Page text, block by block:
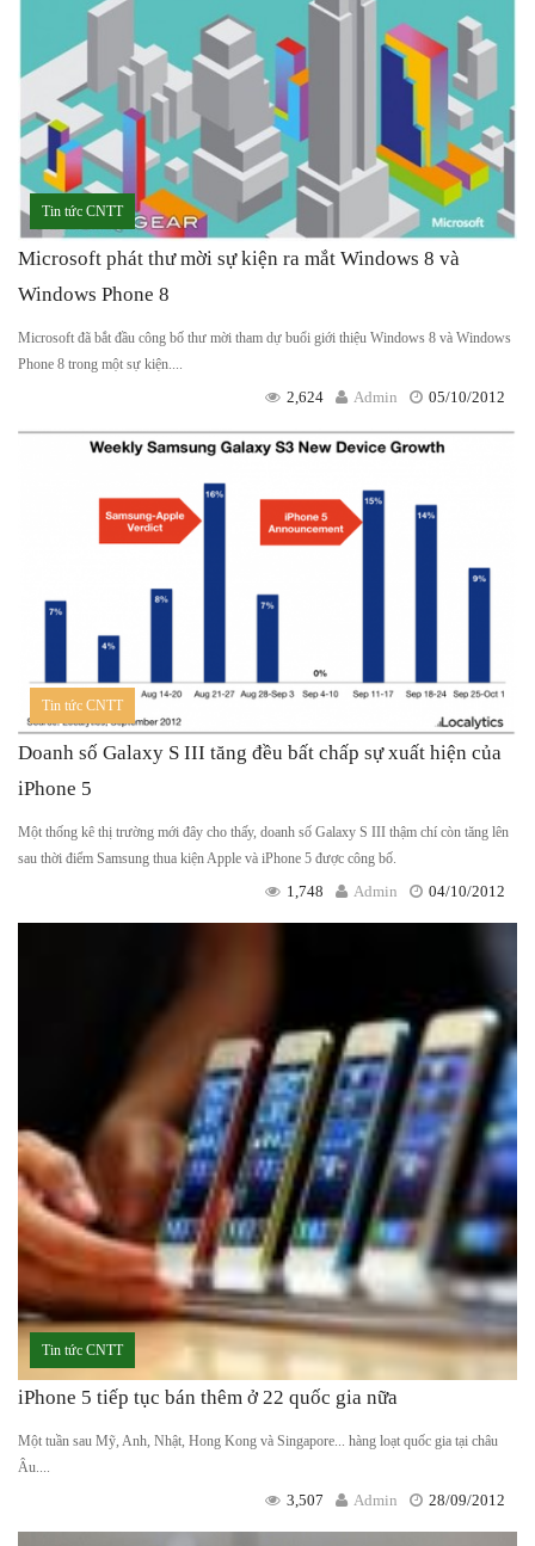
Tin tức CNTT
Microsoft phát thư mời sự kiện ra mắt Windows 8 và
Windows Phone 8
Microsoft đã bắt đầu công bố thư mời tham dự buổi giới thiệu Windows 8 và Windows
Phone 8 trong một sự kiện....
05/10/2012
Admin
2,624
Tin tức CNTT
Doanh số Galaxy S III tăng đều bất chấp sự xuất hiện của
iPhone 5
Một thống kê thị trường mới đây cho thấy, doanh số Galaxy S III thậm chí còn tăng lên
sau thời điểm Samsung thua kiện Apple và iPhone 5 được công bố.
04/10/2012
Admin
1,748
Tin tức CNTT
iPhone 5 tiếp tục bán thêm ở 22 quốc gia nữa
Một tuần sau Mỹ, Anh, Nhật, Hong Kong và Singapore... hàng loạt quốc gia tại châu
Âu....
28/09/2012
Admin
3,507